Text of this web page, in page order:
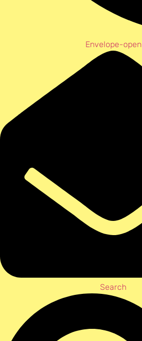
Envelope-open
Search